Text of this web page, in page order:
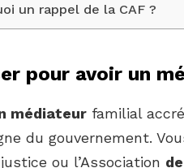
un rappel de la CAF ?
pour avoir un
médiateur familial
du gouvernement.
justice ou l’Association